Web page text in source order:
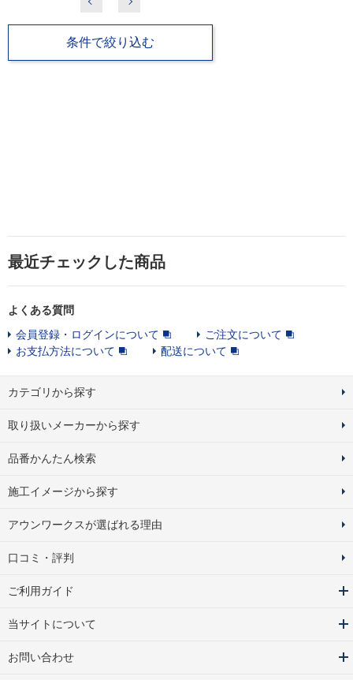
条件で絞り込む
最近チェックした商品
よくある質問
会員登録・ログインについて
ご注文について
お支払方法について
配送について
カテゴリから探す
取り扱いメーカーから探す
品番かんたん検索
施工イメージから探す
アウンワークスが選ばれる理由
口コミ・評判
ご利用ガイド
当サイトについて
お問い合わせ